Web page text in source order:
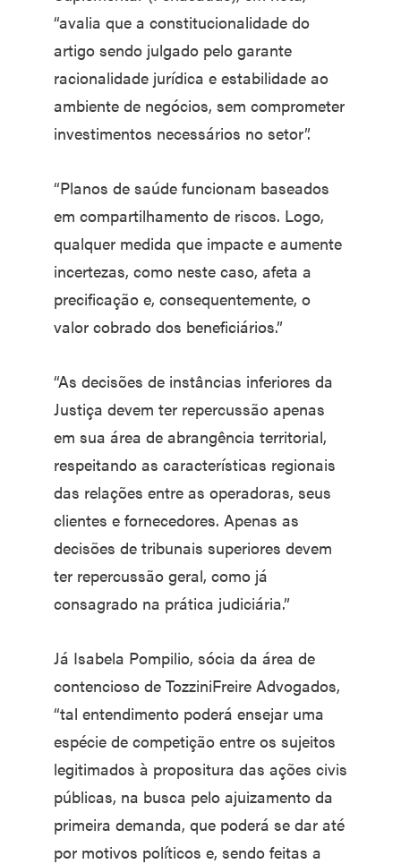
“avalia que a constitucionalidade do
artigo sendo julgado pelo garante
racionalidade jurídica e estabilidade ao
ambiente de negócios, sem comprometer
investimentos necessários no setor”.
“Planos de saúde funcionam baseados
em compartilhamento de riscos. Logo,
qualquer medida que impacte e aumente
incertezas, como neste caso, afeta a
precificação e, consequentemente, o
valor cobrado dos beneficiários.”
“As decisões de instâncias inferiores da
Justiça devem ter repercussão apenas
em sua área de abrangência territorial,
respeitando as características regionais
das relações entre as operadoras, seus
clientes e fornecedores. Apenas as
decisões de tribunais superiores devem
ter repercussão geral, como já
consagrado na prática judiciária.”
Já Isabela Pompilio, sócia da área de
contencioso de TozziniFreire Advogados,
“tal entendimento poderá ensejar uma
espécie de competição entre os sujeitos
legitimados à propositura das ações civis
públicas, na busca pelo ajuizamento da
primeira demanda, que poderá se dar até
por motivos políticos e, sendo feitas a